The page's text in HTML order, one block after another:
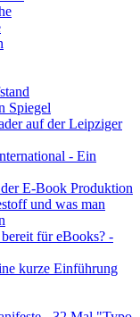
Spiegel
auf der Leipziger
- Ein
E-Book Produktion
und was man
für eBooks? -
kurze Einführung